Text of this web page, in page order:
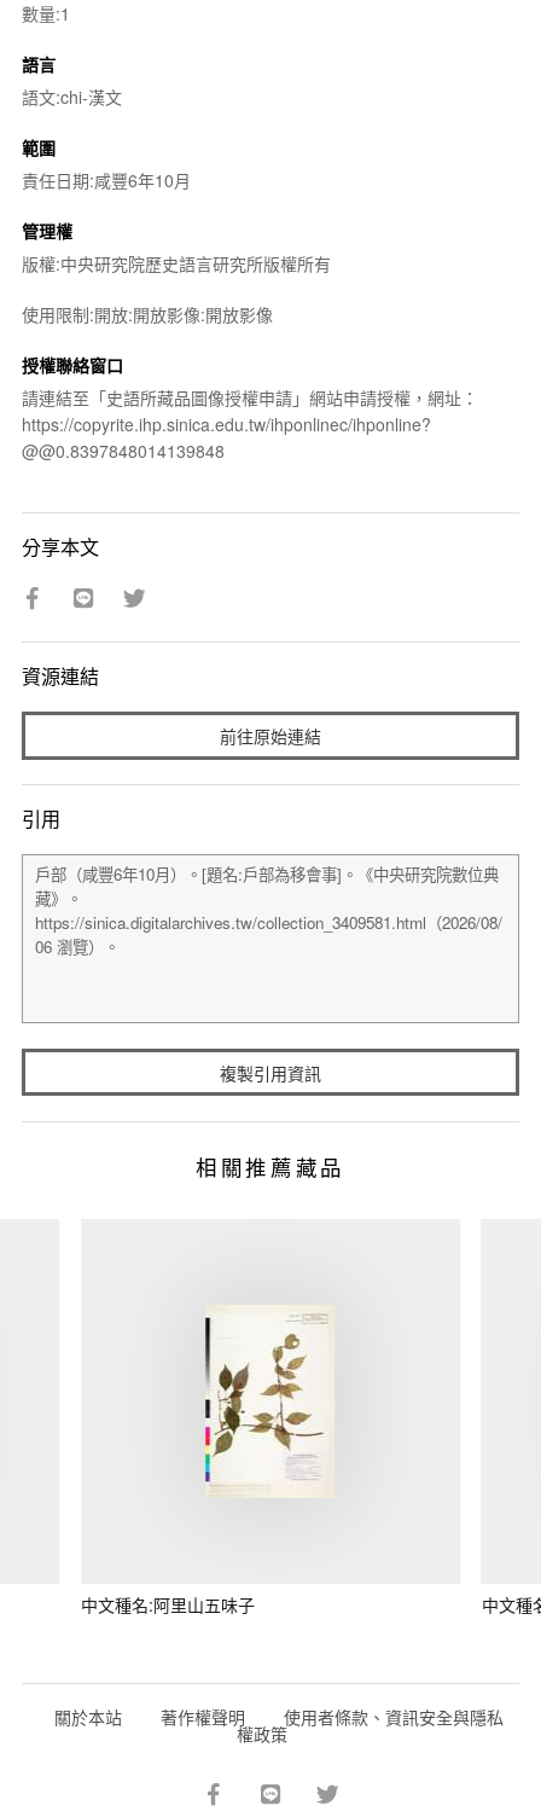
數量:1
語言
語文:chi-漢文
範圍
責任日期:咸豐6年10月
管理權
版權:中央研究院歷史語言研究所版權所有
使用限制:開放:開放影像:開放影像
授權聯絡窗口
請連結至「史語所藏品圖像授權申請」網站申請授權，網址：
https://copyrite.ihp.sinica.edu.tw/ihponlinec/ihponline?
@@0.8397848014139848
分享本文
資源連結
前往原始連結
引用
複製引用資訊
相關推薦藏品
中文種名:阿里山五味子 中文種
關於本站 著作權聲明 使用者條款、資訊安全與隱私
權政策